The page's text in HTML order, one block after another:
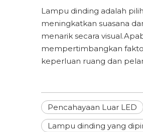
Lampu dinding adalah
meningkatkan suasana
menarik secara
mempertimbangkan
keperluan ruang dan
Pencahayaan Luar LED
Lampu dinding yang